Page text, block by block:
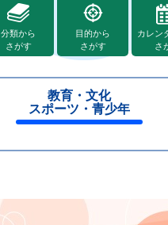
分類から
さがす
目的から
さがす
カレン
さ
教育・文化
スポーツ・青少年
じ